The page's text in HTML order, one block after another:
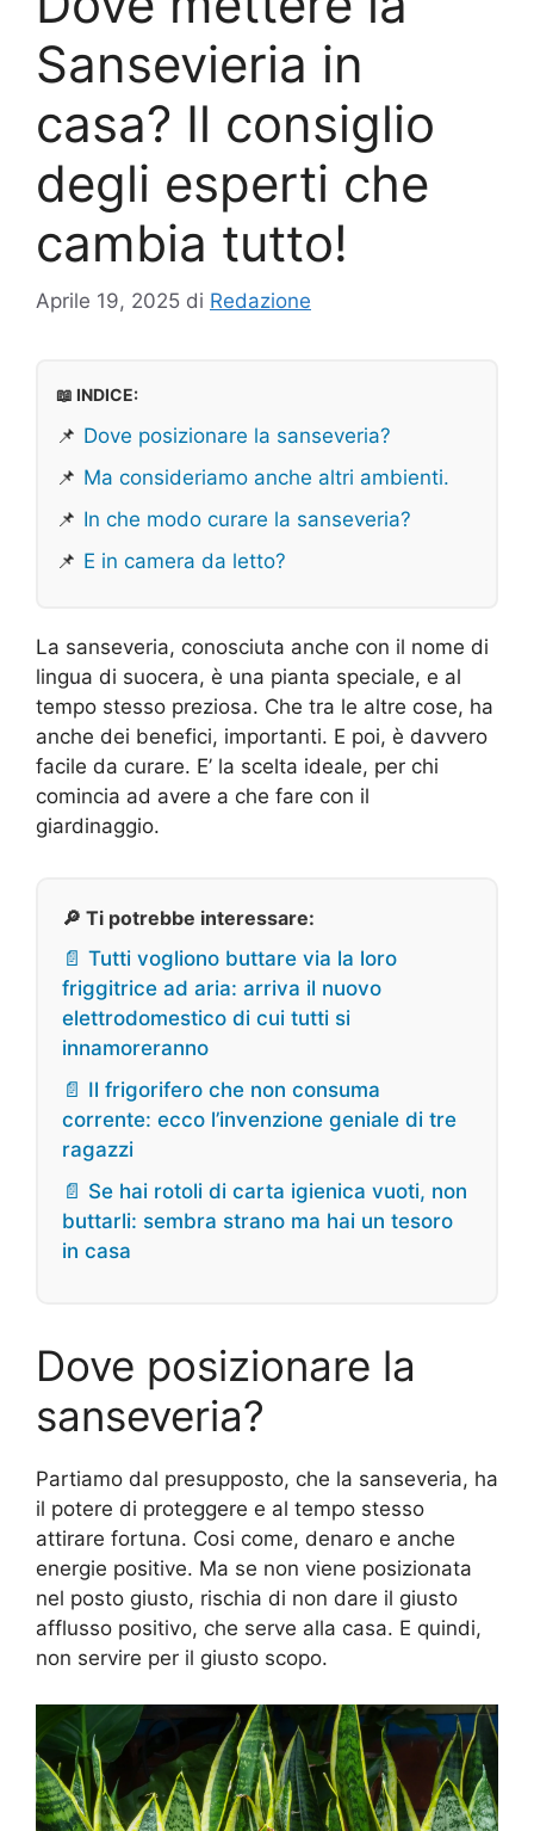
Sansevieria in
casa? Il consiglio
degli esperti che
cambia tutto!
Aprile 19, 2025 di Redazione
📖 INDICE:
📌 Dove posizionare la sanseveria?
📌 Ma consideriamo anche altri ambienti.
📌 In che modo curare la sanseveria?
📌 E in camera da letto?
La sanseveria, conosciuta anche con il nome di
lingua di suocera, è una pianta speciale, e al
tempo stesso preziosa. Che tra le altre cose, ha
anche dei benefici, importanti. E poi, è davvero
facile da curare. E’ la scelta ideale, per chi
comincia ad avere a che fare con il
giardinaggio.
🔎 Ti potrebbe interessare:
📄 Tutti vogliono buttare via la loro
friggitrice ad aria: arriva il nuovo
elettrodomestico di cui tutti si
innamoreranno
📄 Il frigorifero che non consuma
corrente: ecco l’invenzione geniale di tre
ragazzi
📄 Se hai rotoli di carta igienica vuoti, non
buttarli: sembra strano ma hai un tesoro
in casa
Dove posizionare la
sanseveria?
Partiamo dal presupposto, che la sanseveria, ha
il potere di proteggere e al tempo stesso
attirare fortuna. Cosi come, denaro e anche
energie positive. Ma se non viene posizionata
nel posto giusto, rischia di non dare il giusto
afflusso positivo, che serve alla casa. E quindi,
non servire per il giusto scopo.